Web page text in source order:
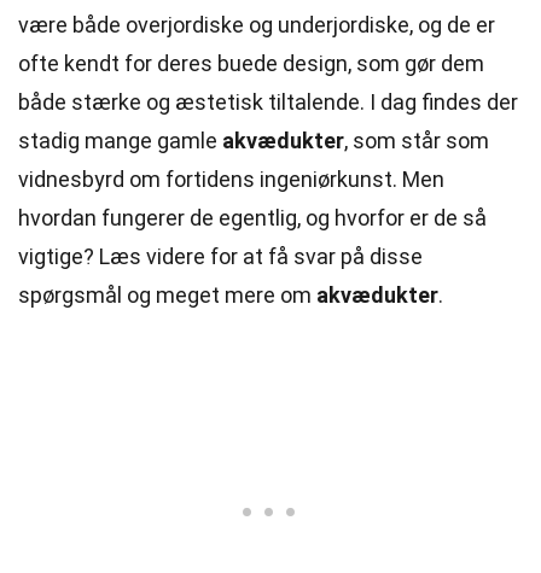
være både overjordiske og underjordiske, og de er
ofte kendt for deres buede design, som gør dem
både stærke og æstetisk tiltalende. I dag findes der
stadig mange gamle akvædukter, som står som
vidnesbyrd om fortidens ingeniørkunst. Men
hvordan fungerer de egentlig, og hvorfor er de så
vigtige? Læs videre for at få svar på disse
spørgsmål og meget mere om akvædukter.